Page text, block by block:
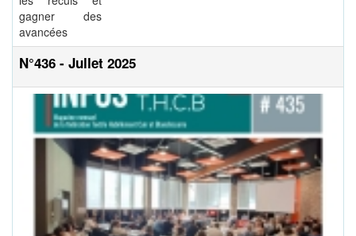
gagner des
avancées
N°436 - Jullet 2025